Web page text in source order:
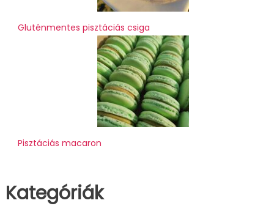
Gluténmentes pisztáciás csiga
Pisztáciás macaron
Kategóriák